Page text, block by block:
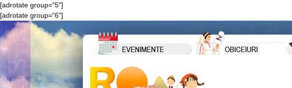
[adrotate group="5"]
[adrotate group="6"]